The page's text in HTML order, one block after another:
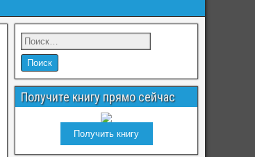
Получите книгу прямо сейчас
Получить книгу